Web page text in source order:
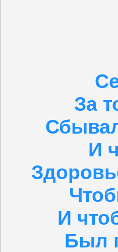
За
И
И
Был